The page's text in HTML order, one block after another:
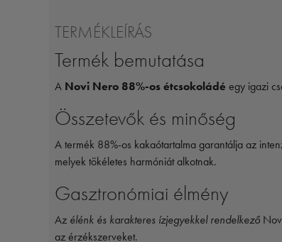
TERMÉKLEÍRÁS
Termék bemutatása
A Novi Nero 88%-os étcsokoládé egy igazi
Összetevők és minőség
A termék 88%-os kakaótartalma garantálja az
melyek tökéletes harmóniát alkotnak.
Gasztronómiai élmény
Az élénk és karakteres ízjegyekkel rendelkező
az érzékszerveket.